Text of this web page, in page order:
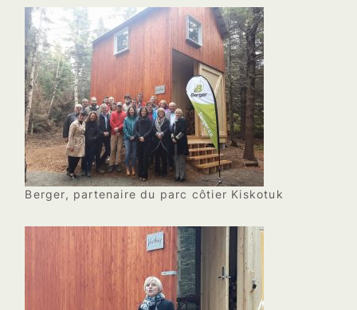
Berger, partenaire du parc côtier Kiskotuk